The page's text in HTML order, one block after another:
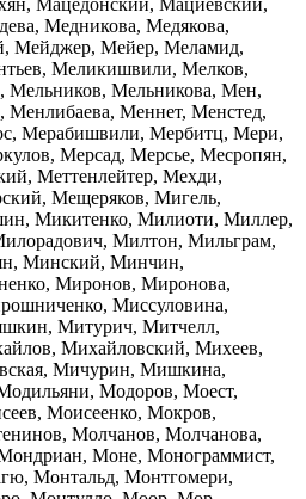
Мацедонский, Мациевский,
Медникова, Медякова,
Мейджер, Мейер, Меламид,
Меликишвили, Мелков,
Мельникова, Мен,
Меннет, Менстед,
Мерабишвили, Мербитц, Мери,
Мерсад, Мерсье, Месропян,
Меттенлейтер, Мехди,
Мещеряков, Мигель,
Микитенко, Милиоти, Миллер,
Милтон, Мильграм,
Минский, Минчин,
Миронов, Миронова,
Миссуловина,
Митурич, Митчелл,
Михайловский, Михеев,
Мичурин, Мишкина,
Модоров, Моест,
Моисеенко, Мокров,
Молчанов, Молчанова,
Моне, Монограммист,
Монтальд, Монтгомери,